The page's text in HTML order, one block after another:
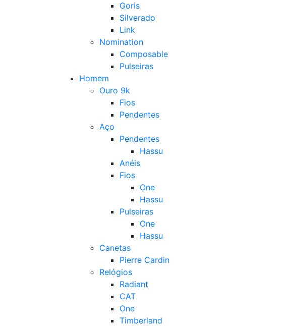
Goris
Silverado
Link
Nomination
Composable
Pulseiras
Homem
Ouro 9k
Fios
Pendentes
Aço
Pendentes
Hassu
Anéis
Fios
One
Hassu
Pulseiras
One
Hassu
Canetas
Pierre Cardin
Relógios
Radiant
CAT
One
Timberland